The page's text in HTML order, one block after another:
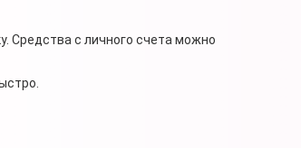
Средства с личного счета можно